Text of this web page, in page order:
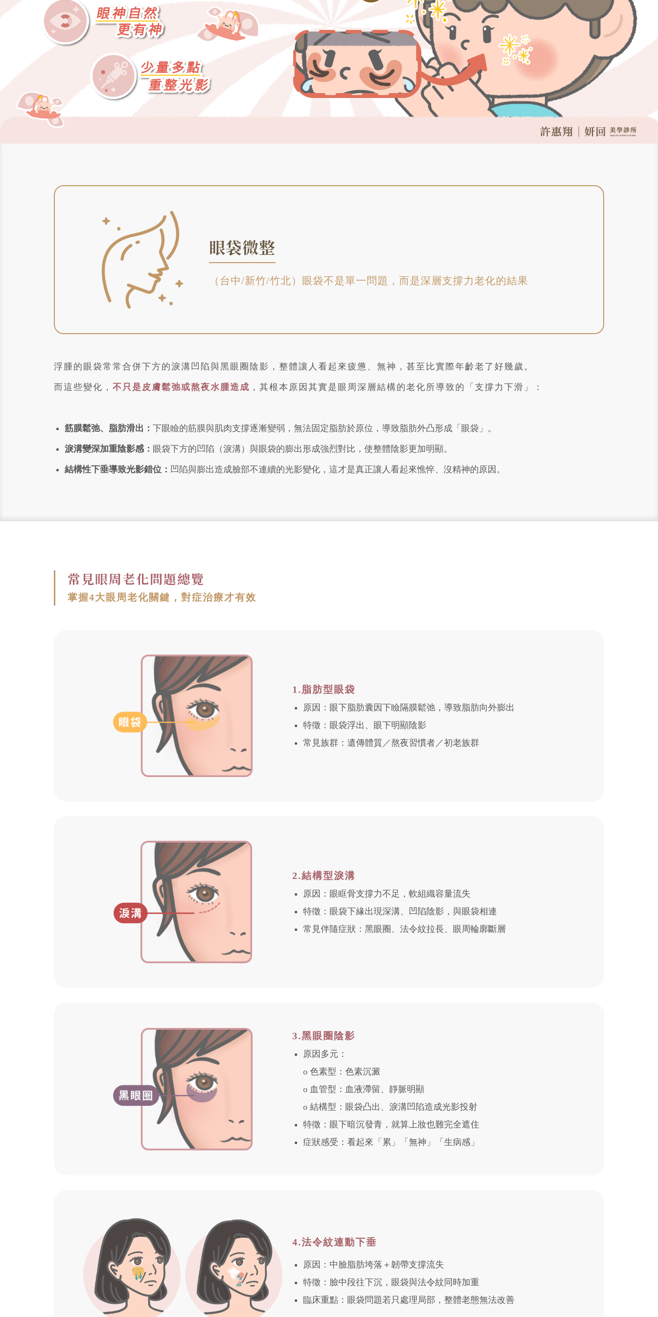
眼袋微整
（台中/新竹/竹北）眼袋不是單一問題，而是深層支撐力老化的結果
浮腫的眼袋常常合併下方的淚溝凹陷與黑眼圈陰影，整體讓人看起來疲憊、無神，甚至比實際年齡老了好幾歲。
而這些變化，不只是皮膚鬆弛或熬夜水腫造成 ，其根本原因其實是眼周深層結構的老化所導致的「支撐力下滑」：
筋膜鬆弛、脂肪滑出：下眼瞼的筋膜與肌肉支撐逐漸變弱，無法固定脂肪於原位，導致脂肪外凸形成「眼袋」。
淚溝變深加重陰影感： 眼袋下方的凹陷（淚溝）與眼袋的膨出形成強烈對比，使整體陰影更加明顯。
結構性下垂導致光影錯位： 凹陷與膨出造成臉部不連續的光影變化，這才是真正讓人看起來憔悴、沒精神的原因。
常見眼周老化問題總覽
掌握4大眼周老化關鍵，對症治療才有效
1.脂肪型眼袋
原因：眼下脂肪囊因下瞼隔膜鬆弛，導致脂肪向外膨出
特徵：眼袋浮出、眼下明顯陰影
常見族群：遺傳體質／熬夜習慣者／初老族群
2.結構型淚溝
原因：眼眶骨支撐力不足，軟組織容量流失
特徵：眼袋下緣出現深溝、凹陷陰影，與眼袋相連
常見伴隨症狀：黑眼圈、法令紋拉長、眼周輪廓斷層
3.黑眼圈陰影
原因多元：
o 色素型：色素沉澱
o 血管型：血液滯留、靜脈明顯
o 結構型：眼袋凸出、淚溝凹陷造成光影投射
特徵：眼下暗沉發青，就算上妝也難完全遮住
症狀感受：看起來「累」「無神」「生病感」
4.法令紋連動下垂
原因：中臉脂肪垮落＋韌帶支撐流失
特徵：臉中段往下沉，眼袋與法令紋同時加重
臨床重點：眼袋問題若只處理局部，整體老態無法改善